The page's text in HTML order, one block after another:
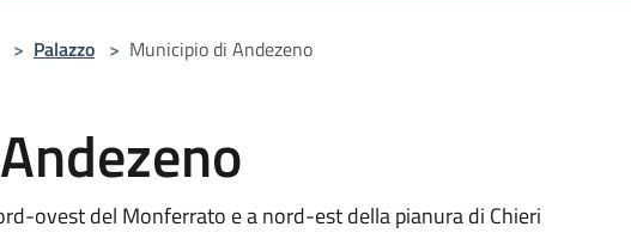
> Palazzo > Municipio di Andezeno
ovest del Monferrato e a nord-est della pianura di Chieri